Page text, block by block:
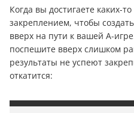
Когда вы достигаете каких-
закреплением, чтобы
вверх на пути к вашей A-
поспешите вверх слишком
результаты не успеют
откатится: